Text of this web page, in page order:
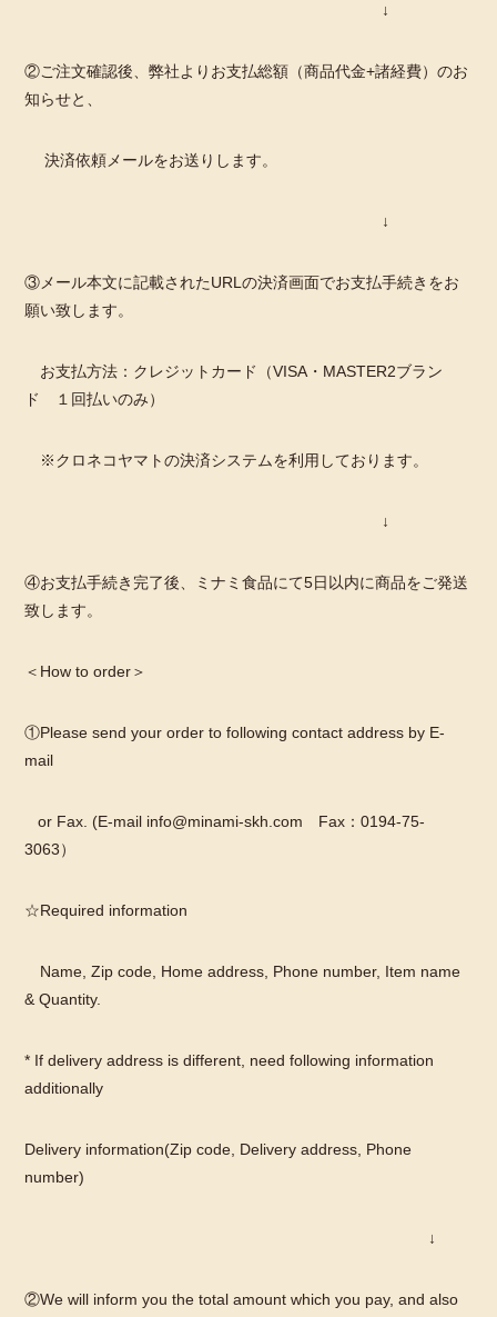
↓
②ご注文確認後、弊社よりお支払総額（商品代金+諸経費）のお
知らせと、
決済依頼メールをお送りします。
↓
③メール本文に記載されたURLの決済画面でお支払手続きをお
願い致します。
お支払方法：クレジットカード（VISA・MASTER2ブラン
ド １回払いのみ）
※クロネコヤマトの決済システムを利用しております。
↓
④お支払手続き完了後、ミナミ食品にて5日以内に商品をご発送
致します。
＜How to order＞
①Please send your order to following contact address by E-
mail
or Fax. (E-mail info@minami-skh.com Fax：0194-75-
3063）
☆Required information
Name, Zip code, Home address, Phone number, Item name
& Quantity.
* If delivery address is different, need following information
additionally
Delivery information(Zip code, Delivery address, Phone
number)
↓
②We will inform you the total amount which you pay, and also